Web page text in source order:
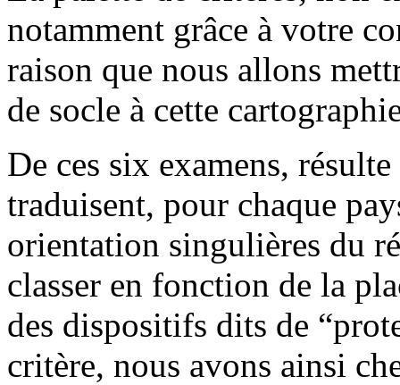
notamment grâce à votre
raison que nous allons
de socle à cette
De ces six examens,
traduisent, pour chaque
orientation singulières du
classer en fonction de la
des dispositifs dits de
critère, nous avons ainsi